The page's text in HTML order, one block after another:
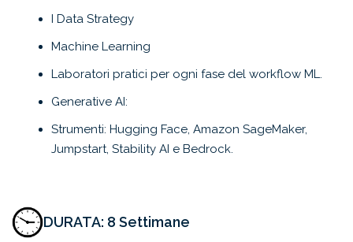
I Data Strategy
Machine Learning
Laboratori pratici per ogni fase del workflow ML.
Generative AI:
Strumenti: Hugging Face, Amazon SageMaker,
Jumpstart, Stability AI e Bedrock.
DURATA: 8 Settimane